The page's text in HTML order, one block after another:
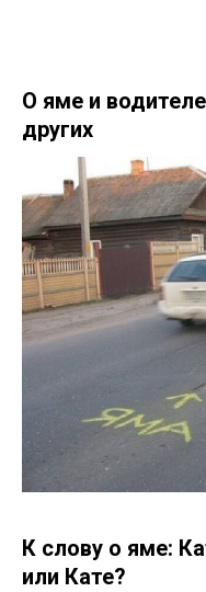
О яме и
других
К слову о яме:
или Кате?